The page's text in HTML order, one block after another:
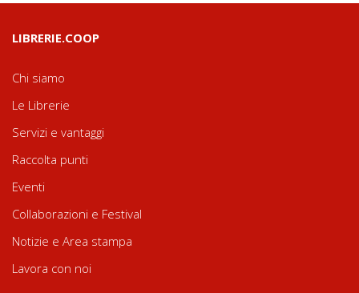
LIBRERIE.COOP
Chi siamo
Le Librerie
Servizi e vantaggi
Raccolta punti
Eventi
Collaborazioni e Festival
Notizie e Area stampa
Lavora con noi